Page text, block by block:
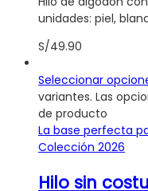
unidades: piel,
S/49.90
Seleccionar
variantes. Las
de producto
La base perfecta
Colección 2026
Hilo sin